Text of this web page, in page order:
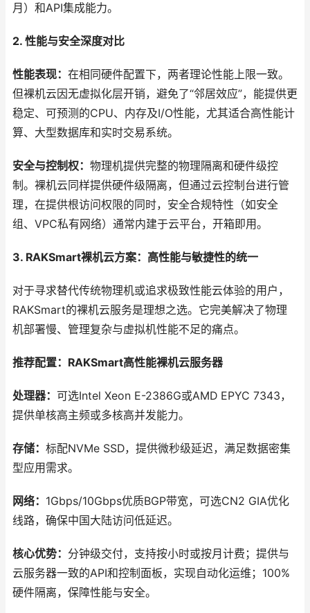
月）和API集成能力。
2. 性能与安全深度对比
性能表现： 在相同硬件配置下，两者理论性能上限一致。
但裸机云因无虚拟化层开销，避免了“邻居效应”，能提供更
稳定、可预测的CPU、内存及I/O性能，尤其适合高性能计
算、大型数据库和实时交易系统。
安全与控制权： 物理机提供完整的物理隔离和硬件级控
制。裸机云同样提供硬件级隔离，但通过云控制台进行管
理，在提供根访问权限的同时，安全合规特性（如安全
组、VPC私有网络）通常内建于云平台，开箱即用。
3. RAKSmart裸机云方案：高性能与敏捷性的统一
对于寻求替代传统物理机或追求极致性能云体验的用户，
RAKSmart的裸机云服务是理想之选。它完美解决了物理
机部署慢、管理复杂与虚拟机性能不足的痛点。
推荐配置：RAKSmart高性能裸机云服务器
处理器： 可选Intel Xeon E-2386G或AMD EPYC 7343，
提供单核高主频或多核高并发能力。
存储： 标配NVMe SSD，提供微秒级延迟，满足数据密集
型应用需求。
网络： 1Gbps/10Gbps优质BGP带宽，可选CN2 GIA优化
线路，确保中国大陆访问低延迟。
核心优势： 分钟级交付，支持按小时或按月计费；提供与
云服务器一致的API和控制面板，实现自动化运维；100%
硬件隔离，保障性能与安全。